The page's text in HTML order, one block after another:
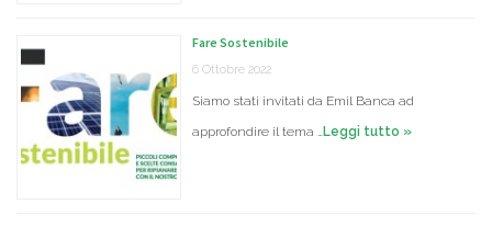
Fare Sostenibile
6 Ottobre 2022
Siamo stati invitati da Emil Banca ad
approfondire il tema … Leggi tutto »